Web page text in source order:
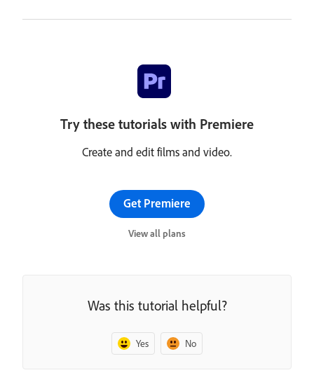
Try these tutorials with Premiere
Create and edit films and video.
Get Premiere
View all plans
Was this tutorial helpful?
Yes No